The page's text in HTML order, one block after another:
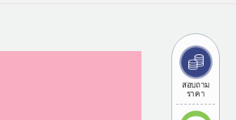
สอบถาม
ราคา